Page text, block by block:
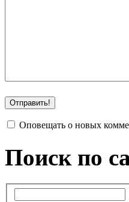
Оповещать о новых
Поиск по